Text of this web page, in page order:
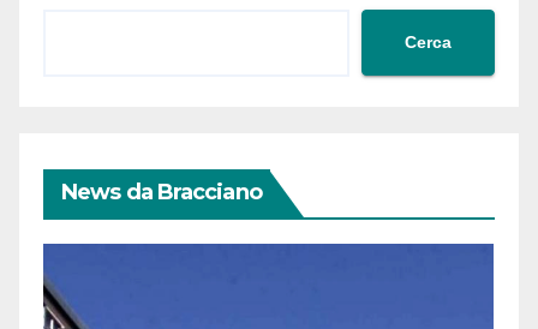
Cerca
News da Bracciano